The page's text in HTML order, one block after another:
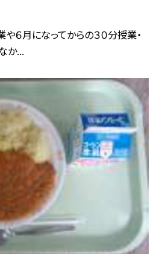
６月になってからの３０分授業・
か...